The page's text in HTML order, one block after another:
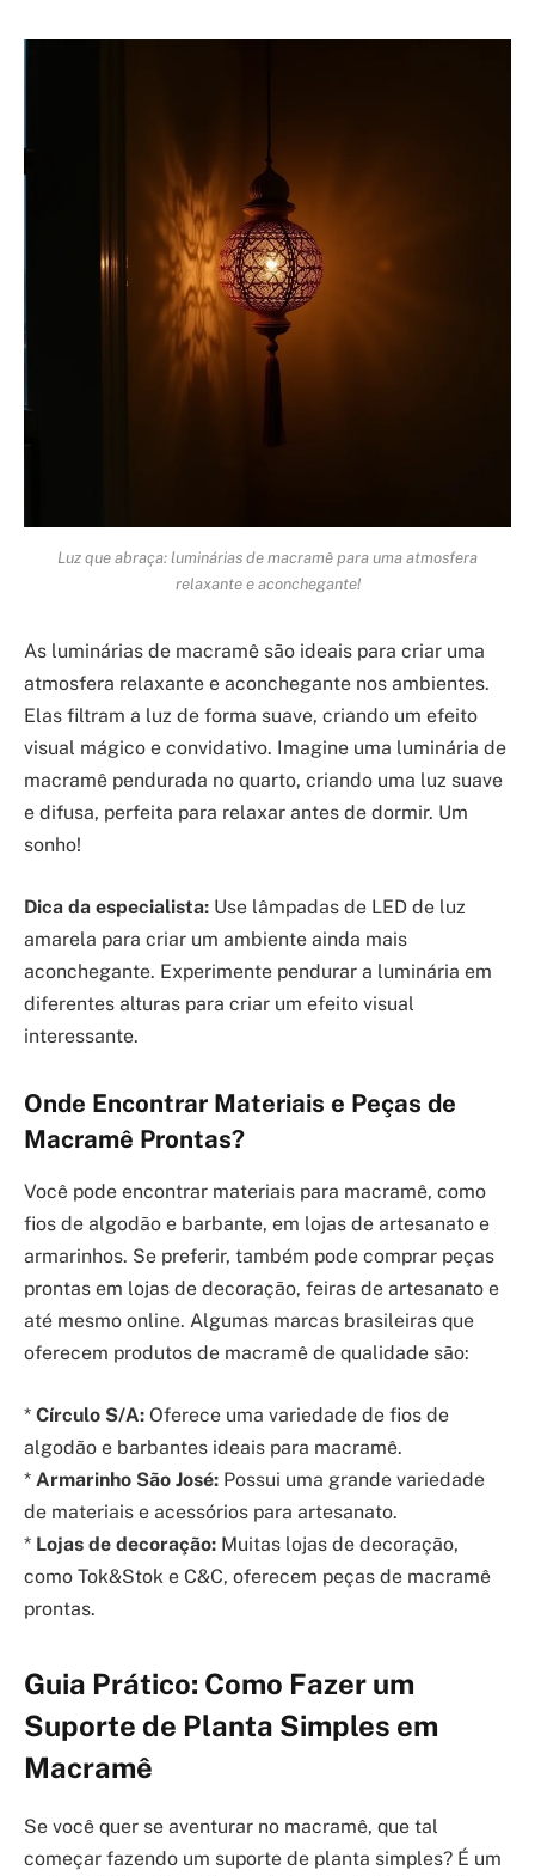
Luz que abraça: luminárias de macramê para uma atmosfera
relaxante e aconchegante!
As luminárias de macramê são ideais para criar uma
atmosfera relaxante e aconchegante nos ambientes.
Elas filtram a luz de forma suave, criando um efeito
visual mágico e convidativo. Imagine uma luminária de
macramê pendurada no quarto, criando uma luz suave
e difusa, perfeita para relaxar antes de dormir. Um
sonho!
Dica da especialista: Use lâmpadas de LED de luz
amarela para criar um ambiente ainda mais
aconchegante. Experimente pendurar a luminária em
diferentes alturas para criar um efeito visual
interessante.
Onde Encontrar Materiais e Peças de
Macramê Prontas?
Você pode encontrar materiais para macramê, como
fios de algodão e barbante, em lojas de artesanato e
armarinhos. Se preferir, também pode comprar peças
prontas em lojas de decoração, feiras de artesanato e
até mesmo online. Algumas marcas brasileiras que
oferecem produtos de macramê de qualidade são:
* Círculo S/A: Oferece uma variedade de fios de
algodão e barbantes ideais para macramê.
* Armarinho São José: Possui uma grande variedade
de materiais e acessórios para artesanato.
* Lojas de decoração: Muitas lojas de decoração,
como Tok&Stok e C&C, oferecem peças de macramê
prontas.
Guia Prático: Como Fazer um
Suporte de Planta Simples em
Macramê
Se você quer se aventurar no macramê, que tal
começar fazendo um suporte de planta simples? É um